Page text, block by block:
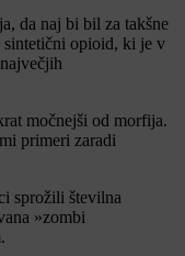
da naj bi bil za takšne
sintetični opioid, ki je v
močnejši od morfija.
primeri zaradi
sprožili številna
»zombi